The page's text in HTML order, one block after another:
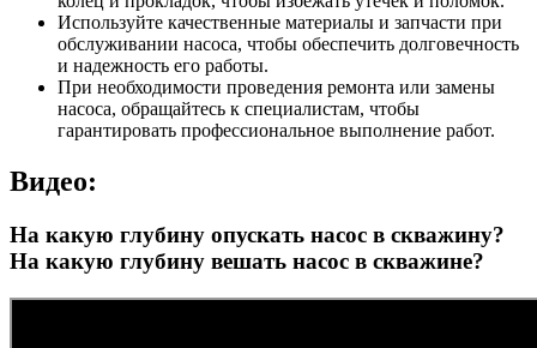
Используйте качественные материалы и запчасти при
обслуживании насоса, чтобы обеспечить долговечность
и надежность его работы.
При необходимости проведения ремонта или замены
насоса, обращайтесь к специалистам, чтобы
гарантировать профессиональное выполнение работ.
Видео:
На какую глубину опускать насос в скважину?
На какую глубину вешать насос в скважине?